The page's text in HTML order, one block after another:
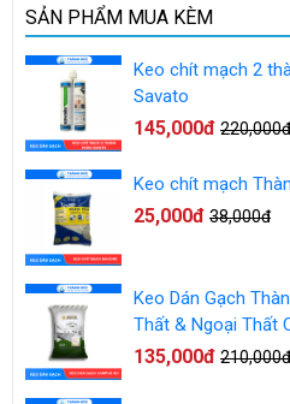
SẢN PHẨM MUA KÈM
Keo chít mạch 2
Savato
145,000đ 220,000đ
Keo chít mạch
25,000đ 38,000đ
Keo Dán Gạch
Thất & Ngoại Thất
135,000đ 210,000đ